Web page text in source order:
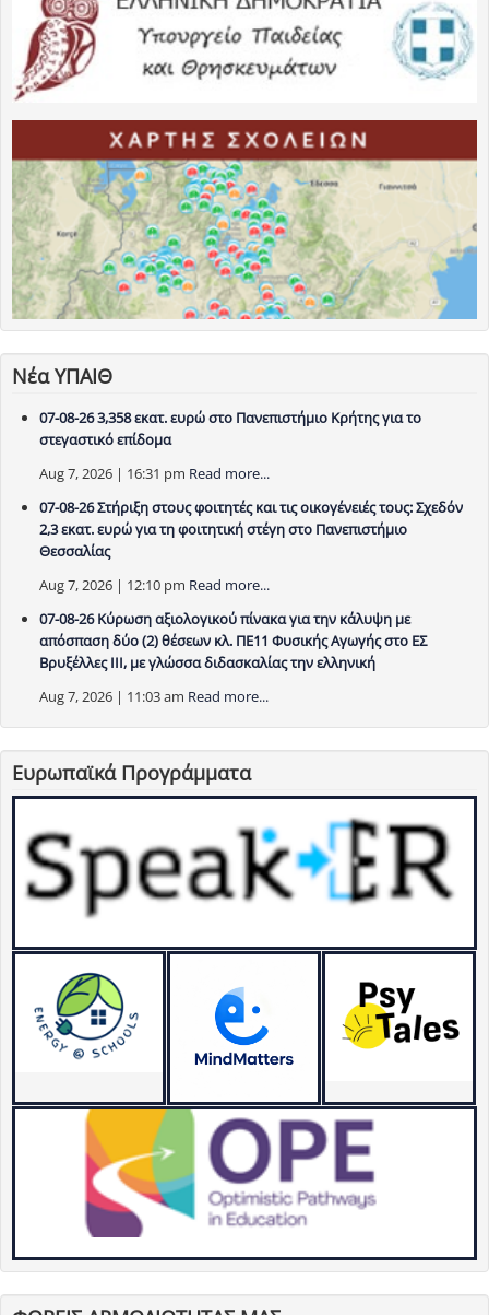
Νέα ΥΠΑΙΘ
07-08-26 3,358 εκατ. ευρώ στο Πανεπιστήμιο Κρήτης για το
στεγαστικό επίδομα
Aug 7, 2026 | 16:31 pm Read more...
07-08-26 Στήριξη στους φοιτητές και τις οικογένειές τους: Σχεδόν
2,3 εκατ. ευρώ για τη φοιτητική στέγη στο Πανεπιστήμιο
Θεσσαλίας
Aug 7, 2026 | 12:10 pm Read more...
07-08-26 Κύρωση αξιολογικού πίνακα για την κάλυψη με
απόσπαση δύο (2) θέσεων κλ. ΠΕ11 Φυσικής Αγωγής στο ΕΣ
Βρυξέλλες ΙΙΙ, με γλώσσα διδασκαλίας την ελληνική
Aug 7, 2026 | 11:03 am Read more...
Ευρωπαϊκά Προγράμματα